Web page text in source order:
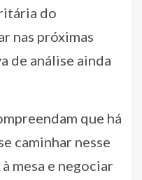
do
nas próximas
de análise ainda
que há
caminhar nesse
mesa e negociar